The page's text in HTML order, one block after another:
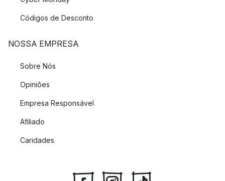
Códigos de Desconto
NOSSA EMPRESA
Sobre Nós
Opiniões
Empresa Responsável
Afiliado
Caridades